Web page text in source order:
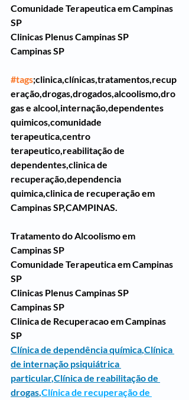
Comunidade Terapeutica em Campinas
SP
Clinicas Plenus Campinas SP
Campinas SP
#tags;clinica,clínicas,tratamentos,recup
eração,drogas,drogados,alcoolismo,dro
gas e alcool,internação,dependentes
quimicos,comunidade
terapeutica,centro
terapeutico,reabilitação de
dependentes,clinica de
recuperação,dependencia
quimica,clinica de recuperação em
Campinas SP,CAMPINAS.
Tratamento do Alcoolismo em
Campinas SP
Comunidade Terapeutica em Campinas
SP
Clinicas Plenus Campinas SP
Campinas SP
Clinica de Recuperacao em Campinas
SP
Clínica de dependência química,Clínica
de internação psiquiátrica
particular,Clínica de reabilitação de
drogas,Clínica de recuperação de